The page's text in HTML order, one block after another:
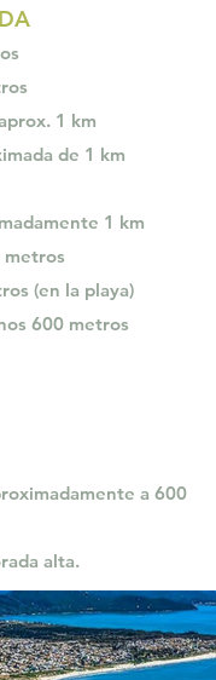
1 km
de 1 km
1 km
metros
(en la playa)
600 metros
a 600
alta.